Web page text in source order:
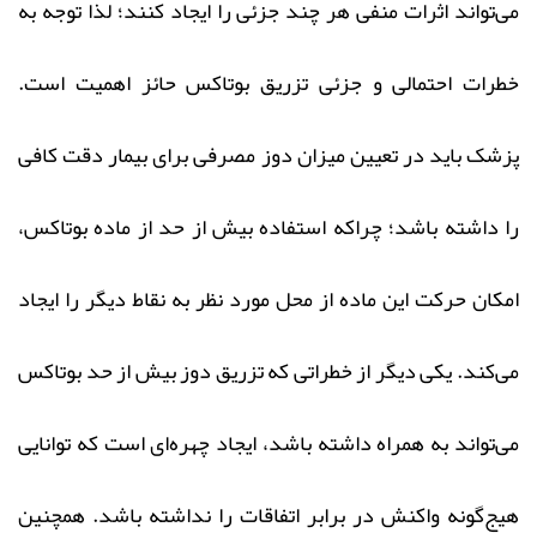
می‌تواند اثرات منفی هر چند جزئی را ایجاد کنند؛ لذا توجه به
خطرات احتمالی و جزئی تزریق بوتاکس حائز اهمیت است.
پزشک باید در تعیین میزان دوز مصرفی برای بیمار دقت کافی
را داشته باشد؛ چراکه استفاده بیش از حد از ماده بوتاکس،
امکان حرکت این ماده از محل مورد نظر به نقاط دیگر را ایجاد
می‌کند. یکی دیگر از خطراتی که تزریق دوز بیش از حد بوتاکس
می‌تواند به همراه داشته باشد، ایجاد چهره‌ای است که توانایی
هیج‌گونه واکنش در برابر اتفاقات را نداشته باشد. همچنین